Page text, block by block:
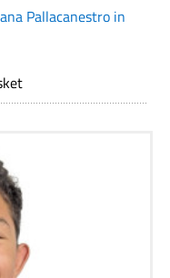
Pallacanestro in